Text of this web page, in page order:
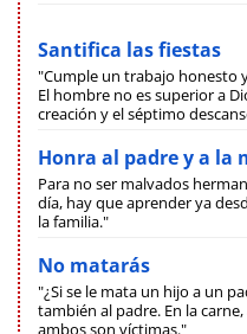
Santifica las fiestas
"Cumple un trabajo honesto
El hombre no es superior a
creación y el séptimo
Honra al padre y a la
Para no ser malvados
día, hay que aprender ya
la familia."
No matarás
"¿Si se le mata un hijo a un
también al padre. En la
ambos son víctimas."